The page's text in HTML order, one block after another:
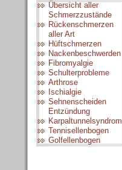
Übersicht aller
Schmerzzustände
Rückenschmerzen
aller Art
Hüftschmerzen
Nackenbeschwerden
Fibromyalgie
Schulterprobleme
Arthrose
Ischialgie
Sehnenscheiden
Entzündung
Karpaltunnelsyndrom
Tennisellenbogen
Golfellenbogen